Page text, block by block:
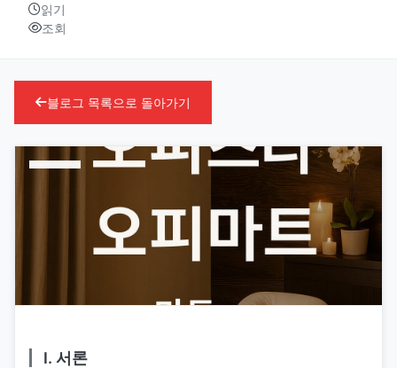
읽기
조회
블로그 목록으로 돌아가기
Ⅰ. 서론